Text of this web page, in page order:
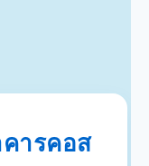
คารคอส